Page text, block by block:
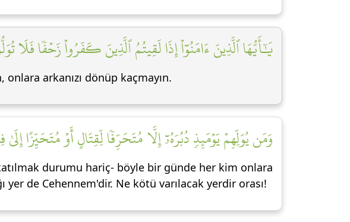
يَٰٓأَيُّهَا ٱلَّذِينَ ءَامَنُوٓاْ إِذَا لَقِيتُمُ ٱلَّذِينَ كَفَرُواْ زَحۡفٗا فَلَا
arkanızı dönüp kaçmayın.
وَمَن يُوَلِّهِمۡ يَوۡمَئِذٖ دُبُرَهُۥٓ إِلَّا مُتَحَرِّفٗا لِّقِتَالٍ أَوۡ مُتَحَيِّزًا
durumu hariç- böyle bir günde her kim onlara
yer de Cehennem'dir. Ne kötü varılacak yerdir orası!